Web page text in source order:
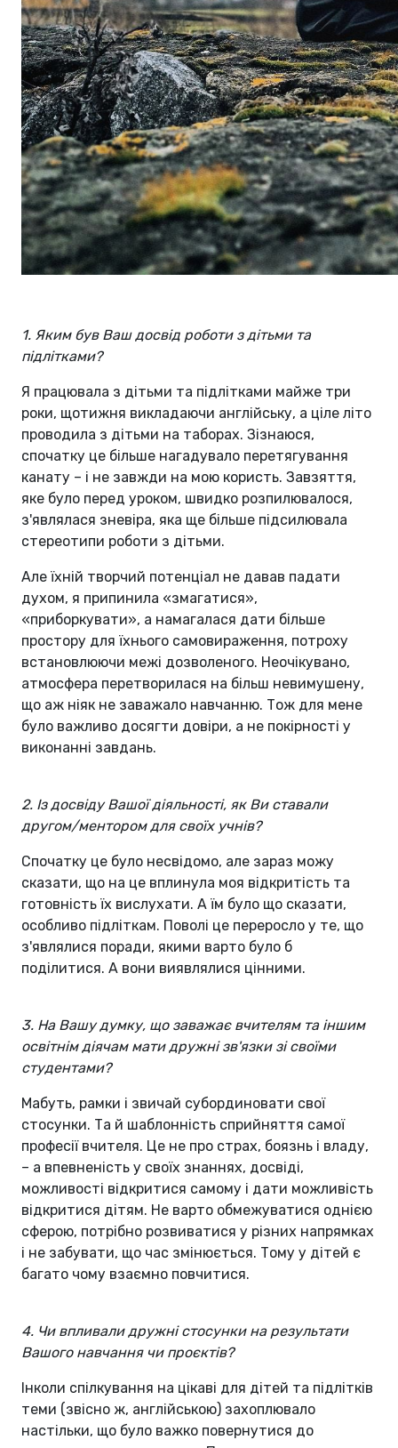
1. Яким був Ваш досвід роботи з дітьми та
підлітками?
Я працювала з дітьми та підлітками майже три
роки, щотижня викладаючи англійську, а ціле літо
проводила з дітьми на таборах. Зізнаюся,
спочатку це більше нагадувало перетягування
канату – і не завжди на мою користь. Завзяття,
яке було перед уроком, швидко розпилювалося,
з'являлася зневіра, яка ще більше підсилювала
стереотипи роботи з дітьми.
Але їхній творчий потенціал не давав падати
духом, я припинила «змагатися»,
«приборкувати», а намагалася дати більше
простору для їхнього самовираження, потроху
встановлюючи межі дозволеного. Неочікувано,
атмосфера перетворилася на більш невимушену,
що аж ніяк не заважало навчанню. Тож для мене
було важливо досягти довіри, а не покірності у
виконанні завдань.
2. Із досвіду Вашої діяльності, як Ви ставали
другом/ментором для своїх учнів?
Спочатку це було несвідомо, але зараз можу
сказати, що на це вплинула моя відкритість та
готовність їх вислухати. А їм було що сказати,
особливо підліткам. Поволі це переросло у те, що
з'являлися поради, якими варто було б
поділитися. А вони виявлялися цінними.
3. На Вашу думку, що заважає вчителям та іншим
освітнім діячам мати дружні зв'язки зі своїми
студентами?
Мабуть, рамки і звичай субординовати свої
стосунки. Та й шаблонність сприйняття самої
професії вчителя. Це не про страх, боязнь і владу,
– а впевненість у своїх знаннях, досвіді,
можливості відкритися самому і дати можливість
відкритися дітям. Не варто обмежуватися однією
сферою, потрібно розвиватися у різних напрямках
і не забувати, що час змінюється. Тому у дітей є
багато чому взаємно повчитися.
4. Чи впливали дружні стосунки на результати
Вашого навчання чи проєктів?
Інколи спілкування на цікаві для дітей та підлітків
теми (звісно ж, англійською) захоплювало
настільки, що було важко повернутися до